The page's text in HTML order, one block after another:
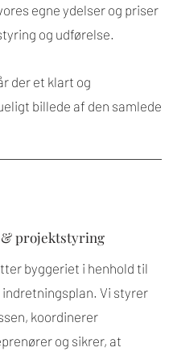
egne ydelser og priser
og udførelse.
der et klart og
billede af den samlede
projektstyring
byggeriet i henhold til
Vi styrer
koordinerer
og sikrer, at